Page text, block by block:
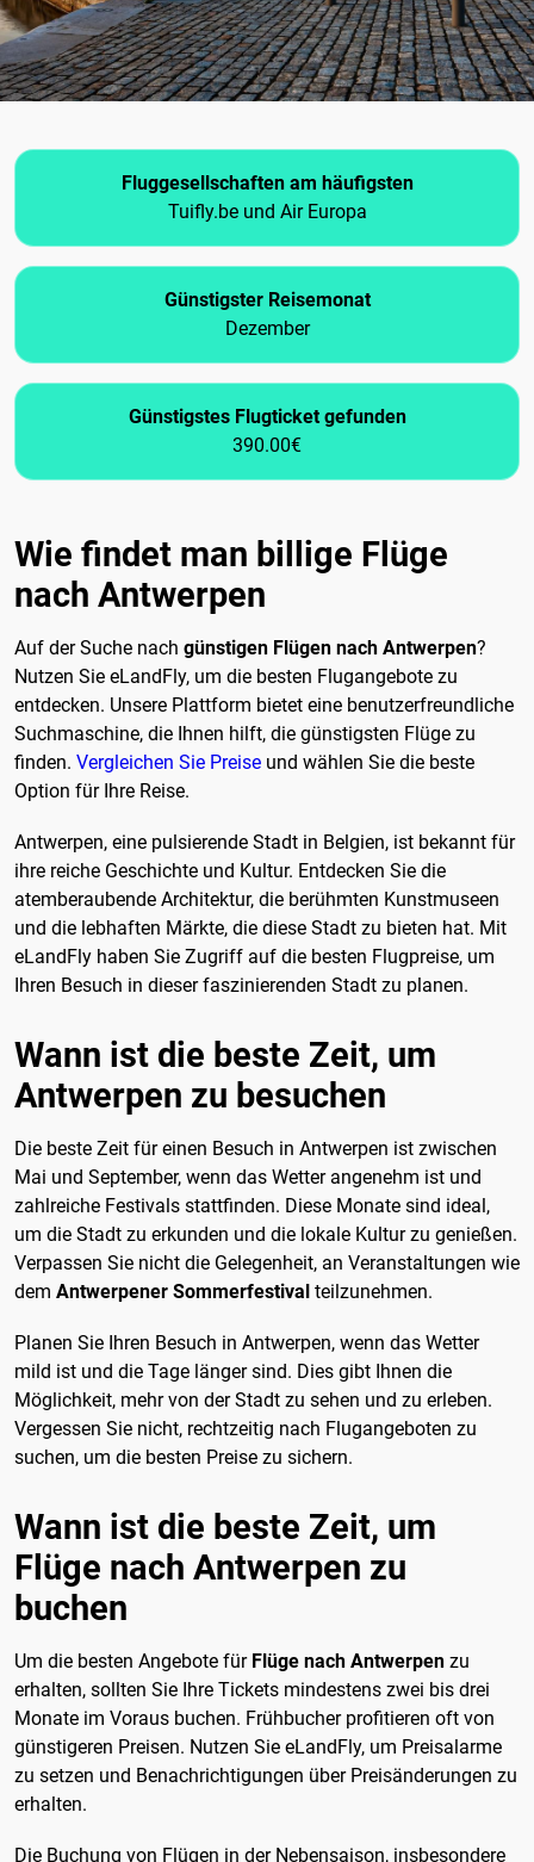
Fluggesellschaften am häufigsten
Tuifly.be und Air Europa
Günstigster Reisemonat
Dezember
Günstigstes Flugticket gefunden
390.00€
Wie findet man billige Flüge
nach Antwerpen
Auf der Suche nach günstigen Flügen nach Antwerpen?
Nutzen Sie eLandFly, um die besten Flugangebote zu
entdecken. Unsere Plattform bietet eine benutzerfreundliche
Suchmaschine, die Ihnen hilft, die günstigsten Flüge zu
finden. Vergleichen Sie Preise und wählen Sie die beste
Option für Ihre Reise.
Antwerpen, eine pulsierende Stadt in Belgien, ist bekannt für
ihre reiche Geschichte und Kultur. Entdecken Sie die
atemberaubende Architektur, die berühmten Kunstmuseen
und die lebhaften Märkte, die diese Stadt zu bieten hat. Mit
eLandFly haben Sie Zugriff auf die besten Flugpreise, um
Ihren Besuch in dieser faszinierenden Stadt zu planen.
Wann ist die beste Zeit, um
Antwerpen zu besuchen
Die beste Zeit für einen Besuch in Antwerpen ist zwischen
Mai und September, wenn das Wetter angenehm ist und
zahlreiche Festivals stattfinden. Diese Monate sind ideal,
um die Stadt zu erkunden und die lokale Kultur zu genießen.
Verpassen Sie nicht die Gelegenheit, an Veranstaltungen wie
dem Antwerpener Sommerfestival teilzunehmen.
Planen Sie Ihren Besuch in Antwerpen, wenn das Wetter
mild ist und die Tage länger sind. Dies gibt Ihnen die
Möglichkeit, mehr von der Stadt zu sehen und zu erleben.
Vergessen Sie nicht, rechtzeitig nach Flugangeboten zu
suchen, um die besten Preise zu sichern.
Wann ist die beste Zeit, um
Flüge nach Antwerpen zu
buchen
Um die besten Angebote für Flüge nach Antwerpen zu
erhalten, sollten Sie Ihre Tickets mindestens zwei bis drei
Monate im Voraus buchen. Frühbucher profitieren oft von
günstigeren Preisen. Nutzen Sie eLandFly, um Preisalarme
zu setzen und Benachrichtigungen über Preisänderungen zu
erhalten.
Die Buchung von Flügen in der Nebensaison, insbesondere